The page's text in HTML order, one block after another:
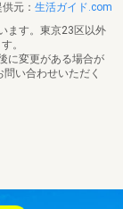
元： 生活ガイド.com
ます。東京23区以外
。
に変更がある場合が
い合わせいただく